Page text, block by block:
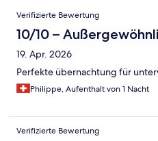
Bewertungen
Verifizierte Bewertung
10/10 –
19. Apr. 2026
Perfekte übernachtung für
Philippe, Aufenthalt von 1 Nacht
Verifizierte Bewertung